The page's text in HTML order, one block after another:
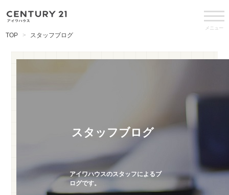
メニュー
TOP スタッフブログ
スタッフブログ
アイワハウスのスタッフによるブ
ログです。